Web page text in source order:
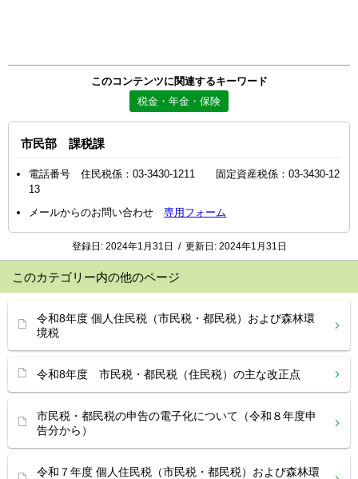
このコンテンツに関連するキーワード
税金・年金・保険
市民部 課税課
電話番号 住民税係：03-3430-1211 固定資産税係：03-3430-12
13
メールからのお問い合わせ 専用フォーム
登録日: 2024年1月31日 / 更新日: 2024年1月31日
このカテゴリー内の他のページ
令和8年度 個人住民税（市民税・都民税）および森林環
境税
令和8年度 市民税・都民税（住民税）の主な改正点
市民税・都民税の申告の電子化について（令和８年度申
告分から）
令和７年度 個人住民税（市民税・都民税）および森林環